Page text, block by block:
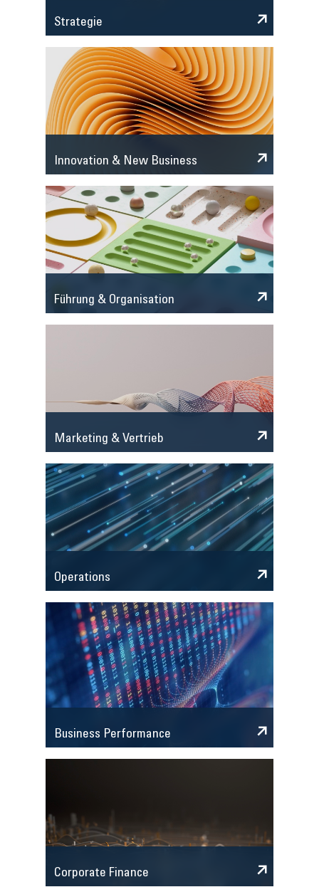
Strategie
Innovation & New Business
Führung & Organisation
Marketing & Vertrieb
Operations
Business Performance
Corporate Finance